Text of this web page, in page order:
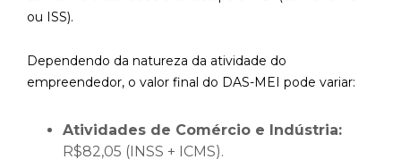
ou ISS).
Dependendo da natureza da atividade do
empreendedor, o valor final do DAS-MEI pode variar:
Atividades de Comércio e Indústria:
R$82,05 (INSS + ICMS).